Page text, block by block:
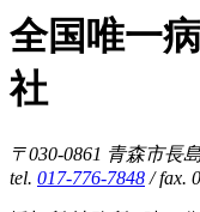
全国唯一
社
〒030-0861 青森市長
tel. 017-776-7848 / fax.